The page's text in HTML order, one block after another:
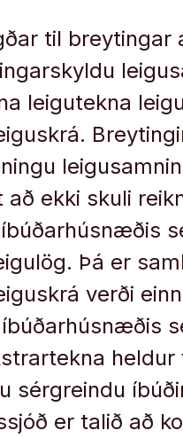
til
leigutekna
ekki skuli
Þá er
verði
sérgreindu
er talið að